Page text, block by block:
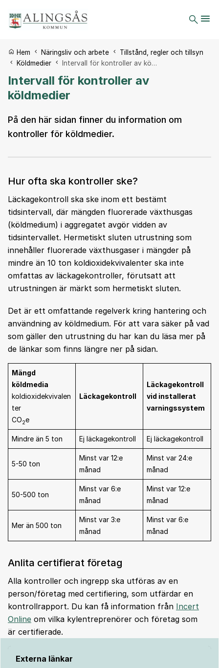
Du är här:
Hem Näringsliv och arbete
Tillstånd, regler och tillsyn
Köldmedier
Intervall för kontroller av kö…
Intervall för kontroller av
köldmedier
På den här sidan finner du information om
kontroller för köldmedier.
Hur ofta ska kontroller ske?
Läckagekontroll ska ske inom ett bestämt
tidsintervall, där mängden fluorerade växthusgas
(köldmedium) i aggregatet avgör vidden av
tidsintervallet. Hermetiskt sluten utrustning som
innehåller fluorerade växthusgaser i mängder på
mindre än 10 ton koldioxidekvivalenter ska inte
omfattas av läckagekontroller, förutsatt att
utrustningen är märkt som hermetiskt sluten.
Det är ett omfattande regelverk kring hantering och
användning av köldmedium. För att vara säker på vad
som gäller den utrustning du har kan du läsa mer på
de länkar som finns längre ner på sidan.
Mängd
köldmedia
koldioxidekvivalen
ter
CO2e
Läckagekontroll
Läckagekontroll
vid installerat
varningssystem
Mindre än 5 ton Ej läckagekontroll Ej läckagekontroll
5-50 ton
Minst var 12:e
månad
Minst var 24:e
månad
50-500 ton
Minst var 6:e
månad
Minst var 12:e
månad
Mer än 500 ton
Minst var 3:e
månad
Minst var 6:e
månad
Anlita certifierat företag
Alla kontroller och ingrepp ska utföras av en
person/företag med certifiering, som utfärdar en
kontrollrapport. Du kan få information från Incert
Online om vilka kylentreprenörer och företag som
är certifierade.
Externa länkar